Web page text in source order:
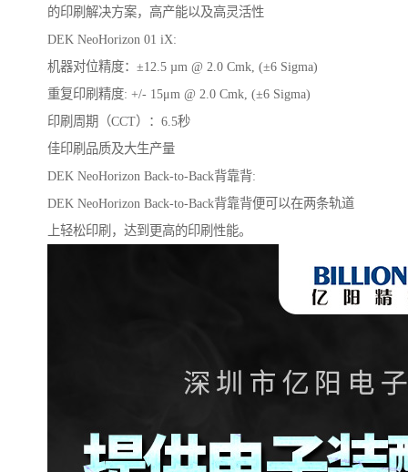
的印刷解决方案，高产能以及高灵活性
DEK NeoHorizon 01 iX:
机器对位精度：±12.5 µm @ 2.0 Cmk, (±6 Sigma)
重复印刷精度: +/- 15μm @ 2.0 Cmk, (±6 Sigma)
印刷周期（CCT）：6.5秒
佳印刷品质及大生产量
DEK NeoHorizon Back-to-Back背靠背:
DEK NeoHorizon Back-to-Back背靠背便可以在两条轨道
上轻松印刷，达到更高的印刷性能。